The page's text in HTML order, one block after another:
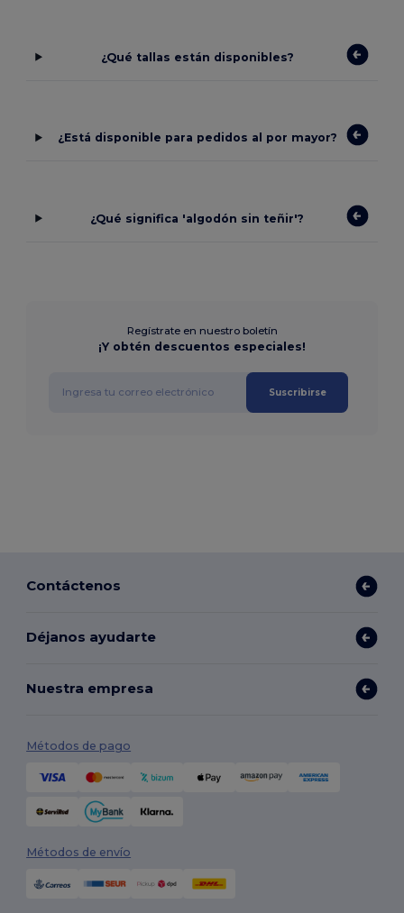
¿Qué tallas están disponibles?
¿Está disponible para pedidos al por mayor?
¿Qué significa 'algodón sin teñir'?
Regístrate en nuestro boletín
¡Y obtén descuentos especiales!
Suscribirse
Contáctenos
Déjanos ayudarte
Nuestra empresa
Métodos de pago
Métodos de envío